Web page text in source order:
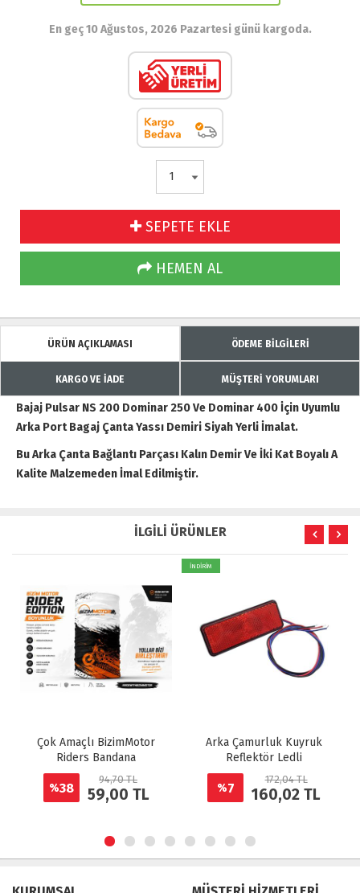
En geç 10 Ağustos, 2026 Pazartesi günü kargoda.
SEPETE EKLE
HEMEN AL
ÜRÜN AÇIKLAMASI ÖDEME BİLGİLERİ
KARGO VE İADE MÜŞTERİ YORUMLARI
Bajaj Pulsar NS 200 Dominar 250 Ve Dominar 400 İçin Uyumlu
Arka Port Bagaj Çanta Yassı Demiri Siyah Yerli İmalat.
Bu Arka Çanta Bağlantı Parçası Kalın Demir Ve İki Kat Boyalı A
Kalite Malzemeden İmal Edilmiştir.
İLGİLİ ÜRÜNLER
Çok Amaçlı BizimMotor
Riders Bandana
%38
94,70 TL
59,00 TL
İNDİRİM
Arka Çamurluk Kuyruk
Reflektör Ledli
%7
172,04 TL
160,02 TL